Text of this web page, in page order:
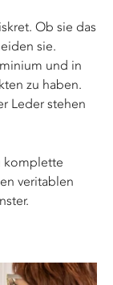
Ob sie das
sie.
und in
zu haben.
Leder stehen
komplette
veritablen